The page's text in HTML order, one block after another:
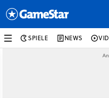
SPIELE NEWS